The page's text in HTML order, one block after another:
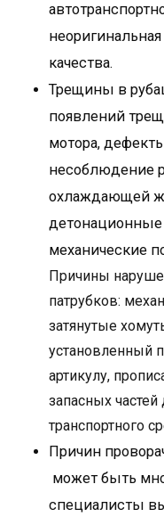
качества.
Трещины в
появлений
мотора,
несоблюдение
охлаждающей
детонационные
механические
Причины
патрубков:
затянутые
установленный
артикулу,
запасных частей
транспортного
Причин
может быть
специалисты